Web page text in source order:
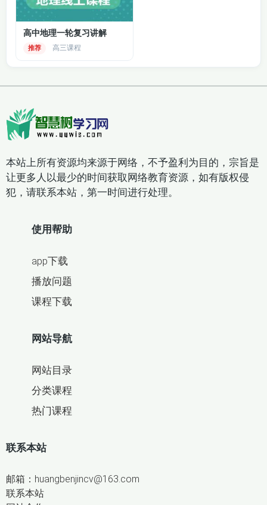
高中地理一轮复习讲解
推荐 高三课程
本站上所有资源均来源于网络，不予盈利为目的，宗旨是
让更多人以最少的时间获取网络教育资源，如有版权侵
犯，请联系本站，第一时间进行处理。
使用帮助
app下载
播放问题
课程下载
网站导航
网站目录
分类课程
热门课程
联系本站
邮箱：huangbenjincv@163.com
联系本站